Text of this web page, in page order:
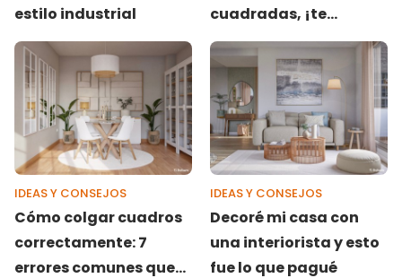
estilo industrial
cuadradas, ¡te
contamos los pros y
los contras!
IDEAS Y CONSEJOS
Cómo colgar cuadros
correctamente: 7
errores comunes que
IDEAS Y CONSEJOS
Decoré mi casa con
una interiorista y esto
fue lo que pagué